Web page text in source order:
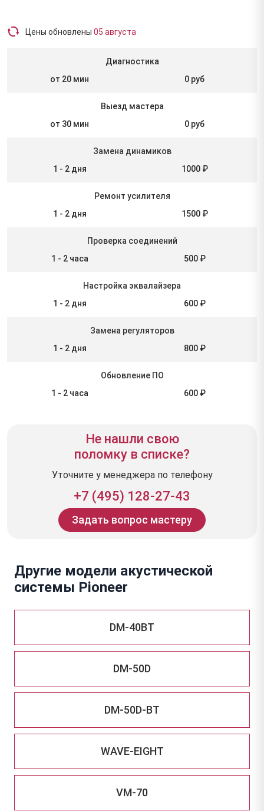
Цены обновлены 05 августа
Диагностика
от 20 мин
0 руб
Выезд мастера
от 30 мин
0 руб
Замена динамиков
1 - 2 дня
1000 ₽
Ремонт усилителя
1 - 2 дня
1500 ₽
Проверка соединений
1 - 2 часа
500 ₽
Настройка эквалайзера
1 - 2 дня
600 ₽
Замена регуляторов
1 - 2 дня
800 ₽
Обновление ПО
1 - 2 часа
600 ₽
Не нашли свою
поломку в списке?
Уточните у менеджера по телефону
+7 (495) 128-27-43
Задать вопрос мастеру
Другие модели акустической
системы Pioneer
DM-40BT
DM-50D
DM-50D-BT
WAVE-EIGHT
VM-70